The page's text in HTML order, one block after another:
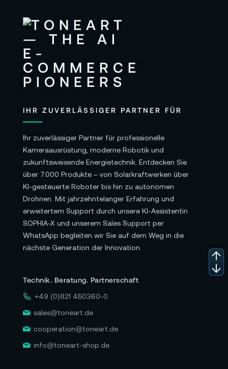
IHR ZUVERLÄSSIGER PARTNER FÜR
Ihr zuverlässiger Partner für professionelle
Kameraausrüstung, moderne Robotik und
zukunftsweisende Energietechnik. Entdecken Sie
über 7.000 Produkte – von Solarkraftwerken über
KI-gesteuerte Roboter bis hin zu autonomen
Drohnen. Mit jahrzehntelanger Erfahrung und
erweitertem Support durch unsere KI-Assistentin
SOPHIA-X und unserem Sales Support per
WhatsApp begleiten wir Sie auf dem Weg in die
nächste Generation der Innovation.
Technik. Beratung. Partnerschaft
+49 (0)821 450360-0
sales@toneart.de
cooperation@toneart.de
info@toneart-shop.de